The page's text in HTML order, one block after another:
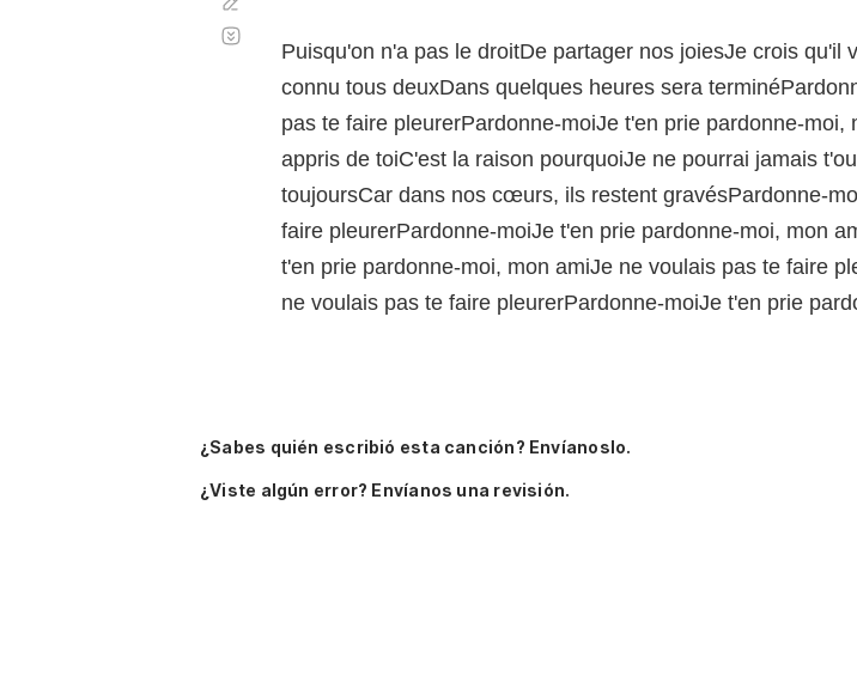
Puisqu'on n'a pas le droitDe partager nos joiesJe crois
connu tous deuxDans quelques heures sera
pas te faire pleurerPardonne-moiJe t'en prie pardonne-
appris de toiC'est la raison pourquoiJe ne pourrai jamais
toujoursCar dans nos cœurs, ils restent gravésPardonne-
faire pleurerPardonne-moiJe t'en prie pardonne-moi, mon
t'en prie pardonne-moi, mon amiJe ne voulais pas te faire
ne voulais pas te faire pleurerPardonne-moiJe t'en prie
automático
¿Sabes quién escribió esta canción? Envíanoslo.
¿Viste algún error? Envíanos una revisión.